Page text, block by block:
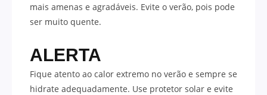
mais amenas e agradáveis. Evite o verão, pois pode
ser muito quente.
ALERTA
Fique atento ao calor extremo no verão e sempre se
hidrate adequadamente. Use protetor solar e evite